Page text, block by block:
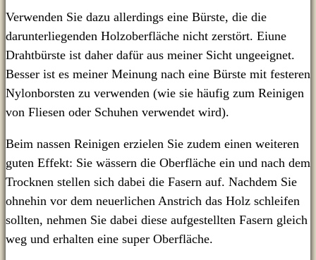
Verwenden Sie dazu allerdings eine Bürste, die die
darunterliegenden Holzoberfläche nicht zerstört. Eiune
Drahtbürste ist daher dafür aus meiner Sicht ungeeignet.
Besser ist es meiner Meinung nach eine Bürste mit festeren
Nylonborsten zu verwenden (wie sie häufig zum Reinigen
von Fliesen oder Schuhen verwendet wird).
Beim nassen Reinigen erzielen Sie zudem einen weiteren
guten Effekt: Sie wässern die Oberfläche ein und nach dem
Trocknen stellen sich dabei die Fasern auf. Nachdem Sie
ohnehin vor dem neuerlichen Anstrich das Holz schleifen
sollten, nehmen Sie dabei diese aufgestellten Fasern gleich
weg und erhalten eine super Oberfläche.